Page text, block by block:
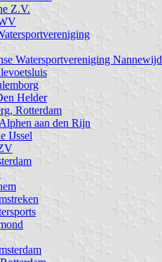
Z.V.
Watersportvereniging Nannewijd
Helder
Rotterdam
aan den Rijn
IJssel